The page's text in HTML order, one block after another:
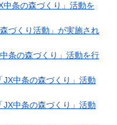
中条の森づくり」活動を
づくり活動」が実施され
条の森づくり」活動を行
JX中条の森づくり」活動
JX中条の森づくり」活動